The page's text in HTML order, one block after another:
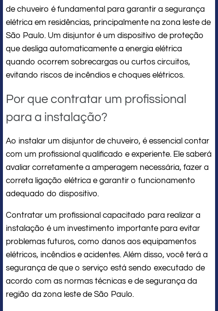
de chuveiro é fundamental para garantir a segurança
elétrica em residências, principalmente na zona leste de
São Paulo. Um disjuntor é um dispositivo de proteção
que desliga automaticamente a energia elétrica
quando ocorrem sobrecargas ou curtos circuitos,
evitando riscos de incêndios e choques elétricos.
Por que contratar um profissional
para a instalação?
Ao instalar um disjuntor de chuveiro, é essencial contar
com um profissional qualificado e experiente. Ele saberá
avaliar corretamente a amperagem necessária, fazer a
correta ligação elétrica e garantir o funcionamento
adequado do dispositivo.
Contratar um profissional capacitado para realizar a
instalação é um investimento importante para evitar
problemas futuros, como danos aos equipamentos
elétricos, incêndios e acidentes. Além disso, você terá a
segurança de que o serviço está sendo executado de
acordo com as normas técnicas e de segurança da
região da zona leste de São Paulo.